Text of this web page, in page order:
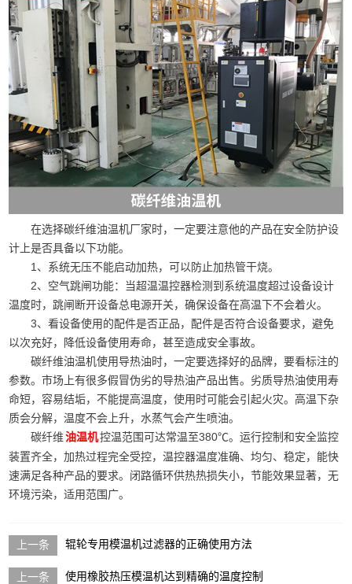
在选择碳纤维油温机厂家时，一定要注意他的产品在安全防护设
计上是否具备以下功能。
1、系统无压不能启动加热，可以防止加热管干烧。
2、空气跳闸功能：当超温温控器检测到系统温度超过设备设计
温度时，跳闸断开设备总电源开关，确保设备在高温下不会着火。
3、看设备使用的配件是否正品，配件是否符合设备要求，避免
以次充好，降低设备使用寿命，甚至造成安全事故。
碳纤维油温机使用导热油时，一定要选择好的品牌，要看标注的
参数。市场上有很多假冒伪劣的导热油产品出售。劣质导热油使用寿
命短，容易结垢，不能提高温度，使用时可能会引起火灾。高温下杂
质会分解，温度不会上升，水蒸气会产生喷油。
碳纤维油温机控温范围可达常温至380℃。运行控制和安全监控
装置齐全，加热过程完全受控，温控器温度准确、均匀、稳定，能快
速满足各种产品的要求。闭路循环供热热损失小，节能效果显著，无
环境污染，适用范围广。
辊轮专用模温机过滤器的正确使用方法
使用橡胶热压模温机达到精确的温度控制